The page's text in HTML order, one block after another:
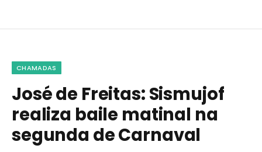
CHAMADAS
José de Freitas: Sismujof
realiza baile matinal na
segunda de Carnaval